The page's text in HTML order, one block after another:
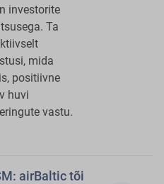
investorite
Ta
mida
positiivne
huvi
vastu.
airBaltic tõi